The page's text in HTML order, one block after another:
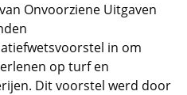
Onvoorziene Uitgaven
in om
op turf en
Dit voorstel werd door